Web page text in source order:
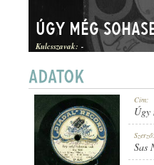
HALLGATÓ
Úgy még
Kulcsszavak: -
Cím:
Úgy
Szerző:
Sas